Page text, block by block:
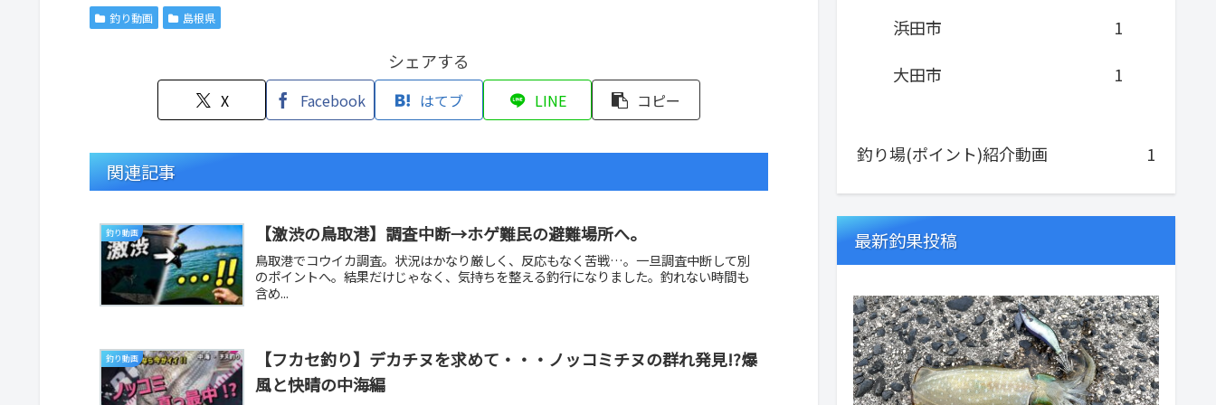
釣り動画 島根県
シェアする
X Facebook はてブ LINE コピー
関連記事
釣り動画 【激渋の鳥取港】調査中断→ホゲ難民の避難場所へ。
鳥取港でコウイカ調査。状況はかなり厳しく、反応もなく苦戦…。一旦調査中断して別
のポイントへ。結果だけじゃなく、気持ちを整える釣行になりました。釣れない時間も
含め...
釣り動画
【フカセ釣り】デカチヌを求めて・・・ノッコミチヌの群れ発見!?爆
風と快晴の中海編
浜田市
1
大田市
1
釣り場(ポイント)紹介動画 1
最新釣果投稿